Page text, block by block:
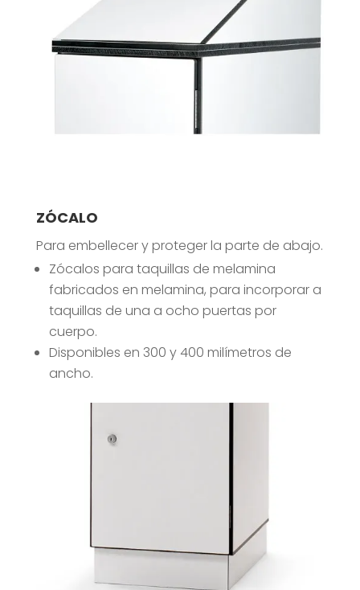
ZÓCALO
Para embellecer y proteger la parte de abajo.
Zócalos para taquillas de melamina
fabricados en melamina, para incorporar a
taquillas de una a ocho puertas por
cuerpo.
Disponibles en 300 y 400 milímetros de
ancho.